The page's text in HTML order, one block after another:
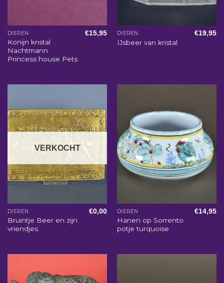
DIEREN
Konijn kristal
Nachtmann
Princess house Pets
€15,95 DIEREN
IJsbeer van kristal
€19,95
VERKOCHT
DIEREN
Bruintje Beer en zijn
vriendjes
€0,00 DIEREN
Hanen op Sorrento
potje turquoise
€14,95